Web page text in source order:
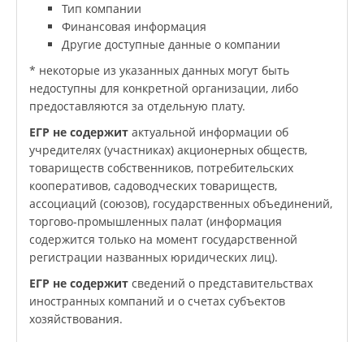
Тип компании
Финансовая информация
Другие доступные данные о компании
* некоторые из указанных данных могут быть
недоступны для конкретной организации, либо
предоставляются за отдельную плату.
ЕГР не содержит актуальной информации об
учредителях (участниках) акционерных обществ,
товариществ собственников, потребительских
кооперативов, садоводческих товариществ,
ассоциаций (союзов), государственных объединений,
торгово-промышленных палат (информация
содержится только на момент государственной
регистрации названных юридических лиц).
ЕГР не содержит сведений о представительствах
иностранных компаний и о счетах субъектов
хозяйствования.